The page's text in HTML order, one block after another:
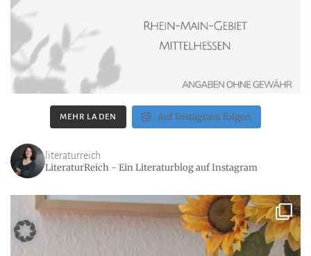
MEHR LADEN Auf Instagram folgen
literaturreich
LiteraturReich - Ein Literaturblog auf Instagram